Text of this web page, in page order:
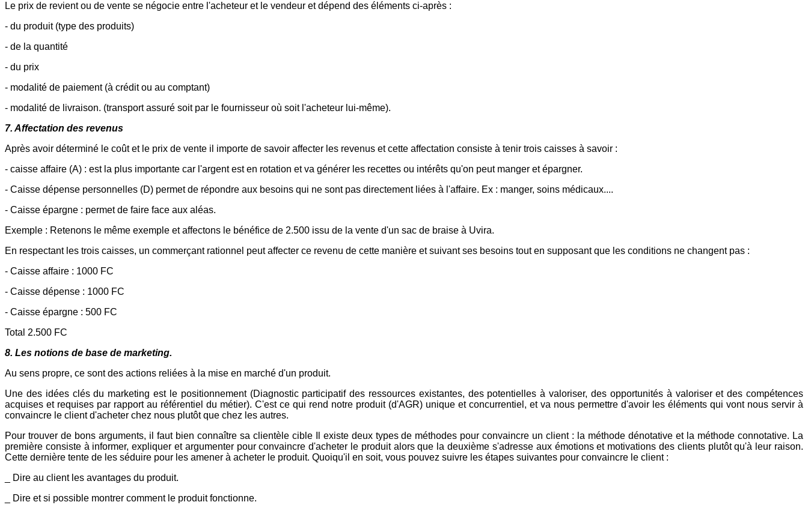
Le prix de revient ou de vente se négocie entre l'acheteur et le vendeur et dépend des éléments ci-après :
- du produit (type des produits)
- de la quantité
- du prix
- modalité de paiement (à crédit ou au comptant)
- modalité de livraison. (transport assuré soit par le fournisseur où soit l'acheteur lui-même).
7. Affectation des revenus
Après avoir déterminé le coût et le prix de vente il importe de savoir affecter les revenus et cette affectation consiste à tenir trois caisses à savoir :
- caisse affaire (A) : est la plus importante car l'argent est en rotation et va générer les recettes ou intérêts qu'on peut manger et épargner.
- Caisse dépense personnelles (D) permet de répondre aux besoins qui ne sont pas directement liées à l'affaire. Ex : manger, soins médicaux....
- Caisse épargne : permet de faire face aux aléas.
Exemple : Retenons le même exemple et affectons le bénéfice de 2.500 issu de la vente d'un sac de braise à Uvira.
En respectant les trois caisses, un commerçant rationnel peut affecter ce revenu de cette manière et suivant ses besoins tout en supposant que les conditions ne changent pas :
- Caisse affaire : 1000 FC
- Caisse dépense : 1000 FC
- Caisse épargne : 500 FC
Total 2.500 FC
8. Les notions de base de marketing.
Au sens propre, ce sont des actions reliées à la mise en marché d'un produit.
Une des idées clés du marketing est le positionnement (Diagnostic participatif des ressources existantes, des potentielles à valoriser, des opportunités à valoriser et des compétences
acquises et requises par rapport au référentiel du métier). C'est ce qui rend notre produit (d'AGR) unique et concurrentiel, et va nous permettre d'avoir les éléments qui vont nous servir à
convaincre le client d'acheter chez nous plutôt que chez les autres.
Pour trouver de bons arguments, il faut bien connaître sa clientèle cible Il existe deux types de méthodes pour convaincre un client : la méthode dénotative et la méthode connotative. La
première consiste à informer, expliquer et argumenter pour convaincre d'acheter le produit alors que la deuxième s'adresse aux émotions et motivations des clients plutôt qu'à leur raison.
Cette dernière tente de les séduire pour les amener à acheter le produit. Quoiqu'il en soit, vous pouvez suivre les étapes suivantes pour convaincre le client :
_ Dire au client les avantages du produit.
_ Dire et si possible montrer comment le produit fonctionne.